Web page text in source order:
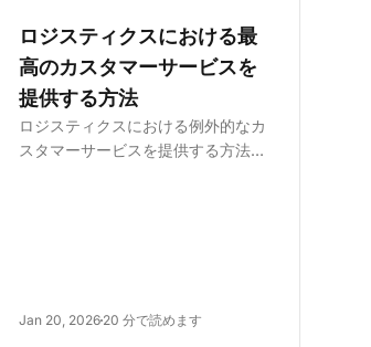
ロジスティクスにおける最
高のカスタマーサービスを
提供する方法
ロジスティクスにおける例外的なカ
スタマーサービスを提供する方法を
Jan 20, 2026 20 分で読めます